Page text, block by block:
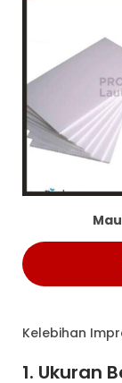
Kelebihan
1. Ukuran